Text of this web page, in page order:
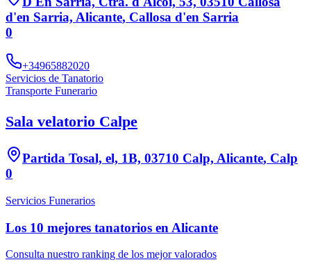
d'en Sarria, Alicante, Callosa d'en Sarria
0
+34965882020
Servicios de Tanatorio
Transporte Funerario
Sala velatorio Calpe
Partida Tosal, el, 1B, 03710 Calp, Alicante, Calp
0
Servicios Funerarios
Los 10 mejores tanatorios en Alicante
Consulta nuestro ranking de los mejor valorados